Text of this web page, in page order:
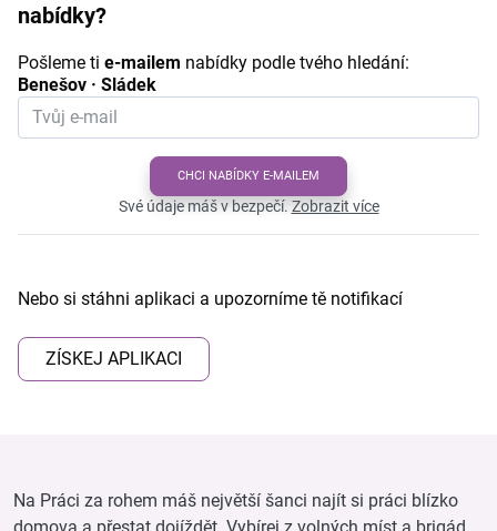
nabídky?
Pošleme ti e-mailem nabídky podle tvého hledání:
Benešov · Sládek
CHCI NABÍDKY E-MAILEM
Své údaje máš v bezpečí.Zobrazit více
Nebo si stáhni aplikaci a upozorníme tě notifikací
ZÍSKEJ APLIKACI
Na Práci za rohem máš největší šanci najít si práci blízko
domova a přestat dojíždět. Vybírej z volných míst a brigád